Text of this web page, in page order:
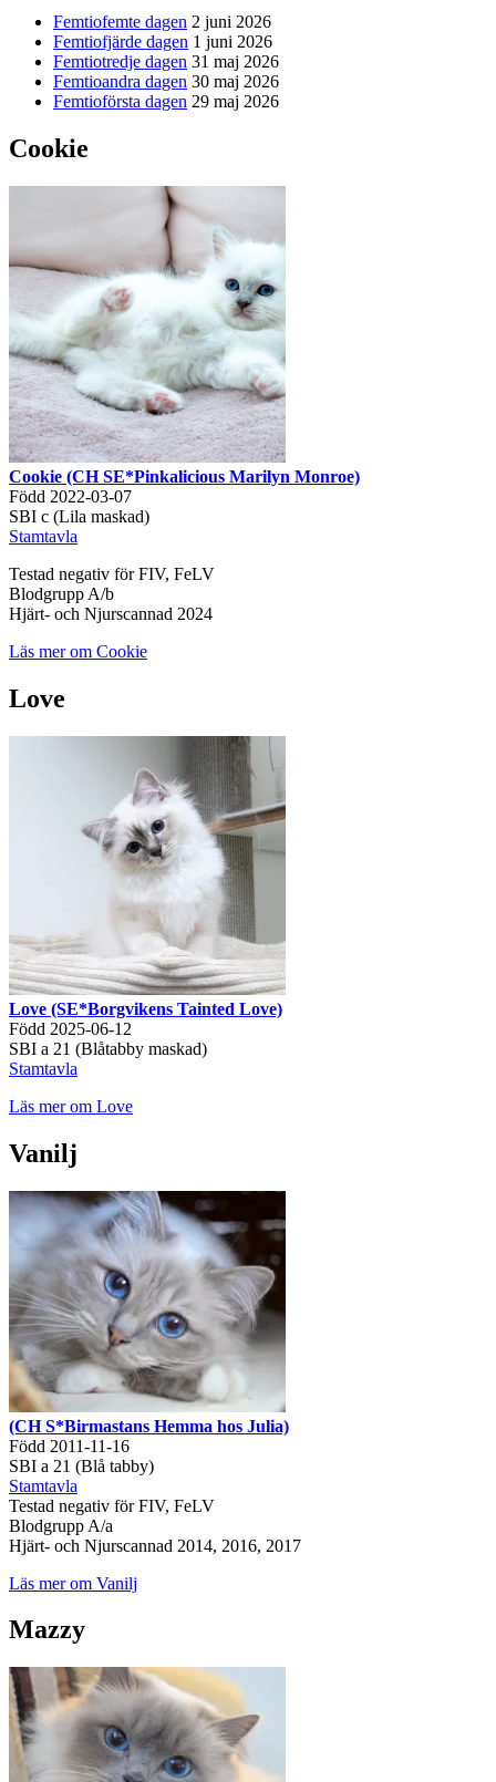
Femtiofemte dagen 2 juni 2026
Femtiofjärde dagen 1 juni 2026
Femtiotredje dagen 31 maj 2026
Femtioandra dagen 30 maj 2026
Femtioförsta dagen 29 maj 2026
Cookie
Cookie (CH SE*Pinkalicious Marilyn Monroe)
Född 2022-03-07
SBI c (Lila maskad)
Stamtavla
Testad negativ för FIV, FeLV
Blodgrupp A/b
Hjärt- och Njurscannad 2024
Läs mer om Cookie
Love
Love (SE*Borgvikens Tainted Love)
Född 2025-06-12
SBI a 21 (Blåtabby maskad)
Stamtavla
Läs mer om Love
Vanilj
(CH S*Birmastans Hemma hos Julia)
Född 2011-11-16
SBI a 21 (Blå tabby)
Stamtavla
Testad negativ för FIV, FeLV
Blodgrupp A/a
Hjärt- och Njurscannad 2014, 2016, 2017
Läs mer om Vanilj
Mazzy